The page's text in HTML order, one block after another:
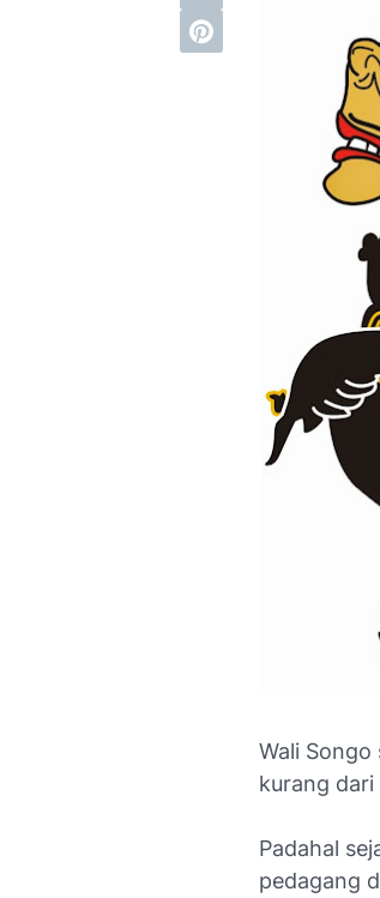
Wali
kurang dari
Padahal
pedagang